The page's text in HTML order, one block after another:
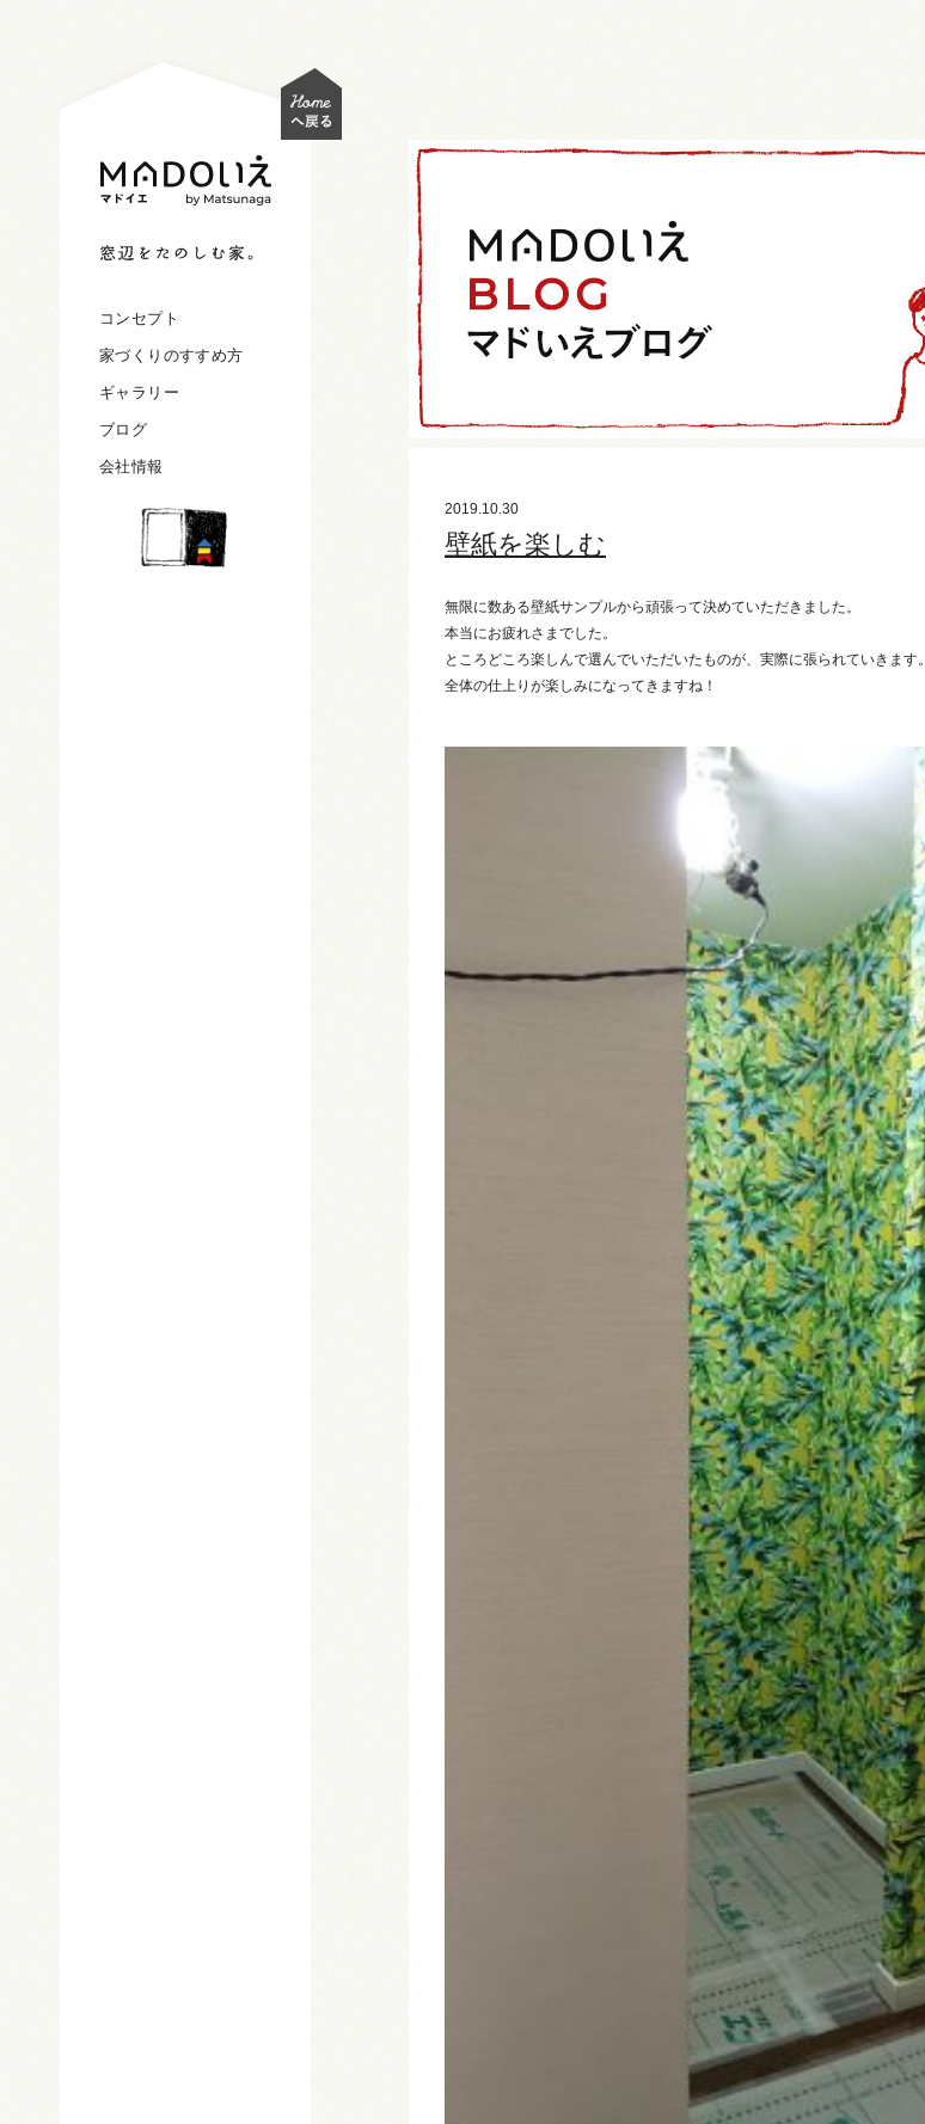
コンセプト
家づくりのすすめ方
ギャラリー
ブログ
会社情報
2019.10.30
壁紙を楽しむ
無限に数ある壁紙サンプルから頑張って決めていただきました。
本当にお疲れさまでした。
ところどころ楽しんで選んでいただいたものが、実際に張られていきます。
全体の仕上りが楽しみになってきますね！